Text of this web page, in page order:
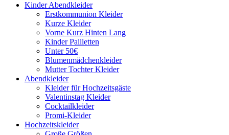
Kinder Abendkleider
Erstkommunion Kleider
Kurze Kleider
Vorne Kurz Hinten Lang
Kinder Pailletten
Unter 50€
Blumenmädchenkleider
Mutter Tochter Kleider
Abendkleider
Kleider für Hochzeitsgäste
Valentinstag Kleider
Cocktailkleider
Promi-Kleider
Hochzeitskleider